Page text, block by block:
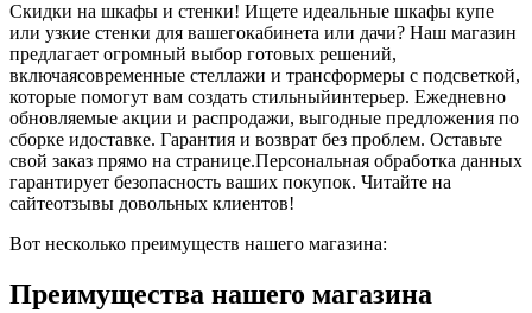
Скидки на шкафы и стенки! Ищете идеальные шкафы купе
или узкие стенки для вашегокабинета или дачи? Наш магазин
предлагает огромный выбор готовых решений,
включаясовременные стеллажи и трансформеры с подсветкой,
которые помогут вам создать стильныйинтерьер. Ежедневно
обновляемые акции и распродажи, выгодные предложения по
сборке идоставке. Гарантия и возврат без проблем. Оставьте
свой заказ прямо на странице.Персональная обработка данных
гарантирует безопасность ваших покупок. Читайте на
сайтеотзывы довольных клиентов!
Вот несколько преимуществ нашего магазина:
Преимущества нашего магазина